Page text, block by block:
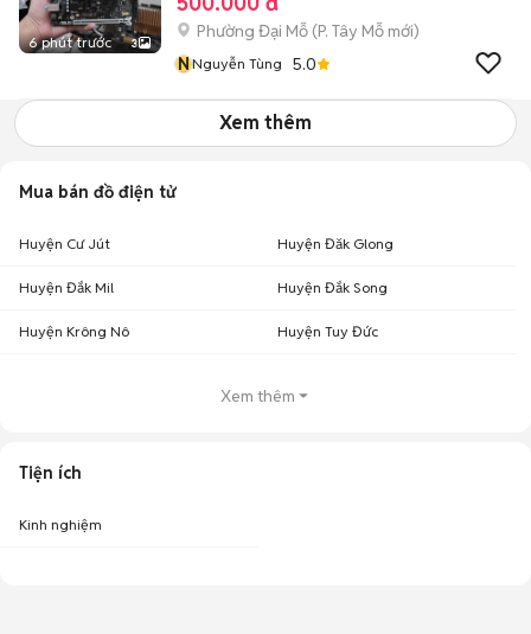
6 phút trước 3
Phường Đại Mỗ (P. Tây Mỗ mới)
NNguyễn Tùng 5.0
Xem thêm
Mua bán đồ điện tử
Huyện Cư Jút Huyện Đăk Glong
Huyện Đắk Mil Huyện Đắk Song
Huyện Krông Nô Huyện Tuy Đức
Xem thêm
Tiện ích
Kinh nghiệm